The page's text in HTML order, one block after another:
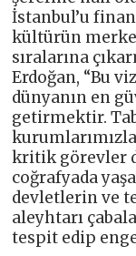
İstanbul’u
kültürün
sıralarına
Erdoğan, “Bu
dünyanın en
getirmektir.
kritik görevler
coğrafyada
devletlerin ve
aleyhtarı
tespit edip